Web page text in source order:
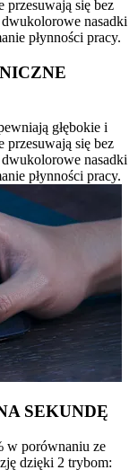
przesuwają się bez
nasadki
płynności pracy.
głębokie i
przesuwają się bez
nasadki
płynności pracy.
SEKUNDĘ
w porównaniu ze
dzięki 2 trybom: